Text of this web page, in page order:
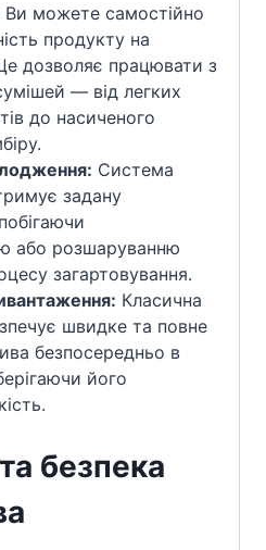
Ви можете самостійно
продукту на
дозволяє працювати з
— від легких
до насиченого
Система
задану
або розшаруванню
загартовування.
Класична
швидке та повне
безпосередньо в
його
безпека